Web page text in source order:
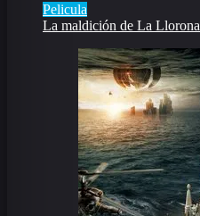
Pelicula
La maldición de La Llorona